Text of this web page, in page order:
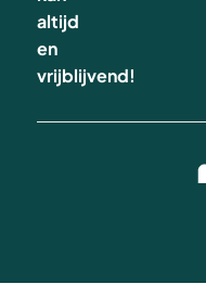
altijd
en
vrijblijvend!